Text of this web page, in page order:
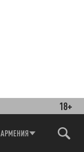
18+
АРМЕНИЯ